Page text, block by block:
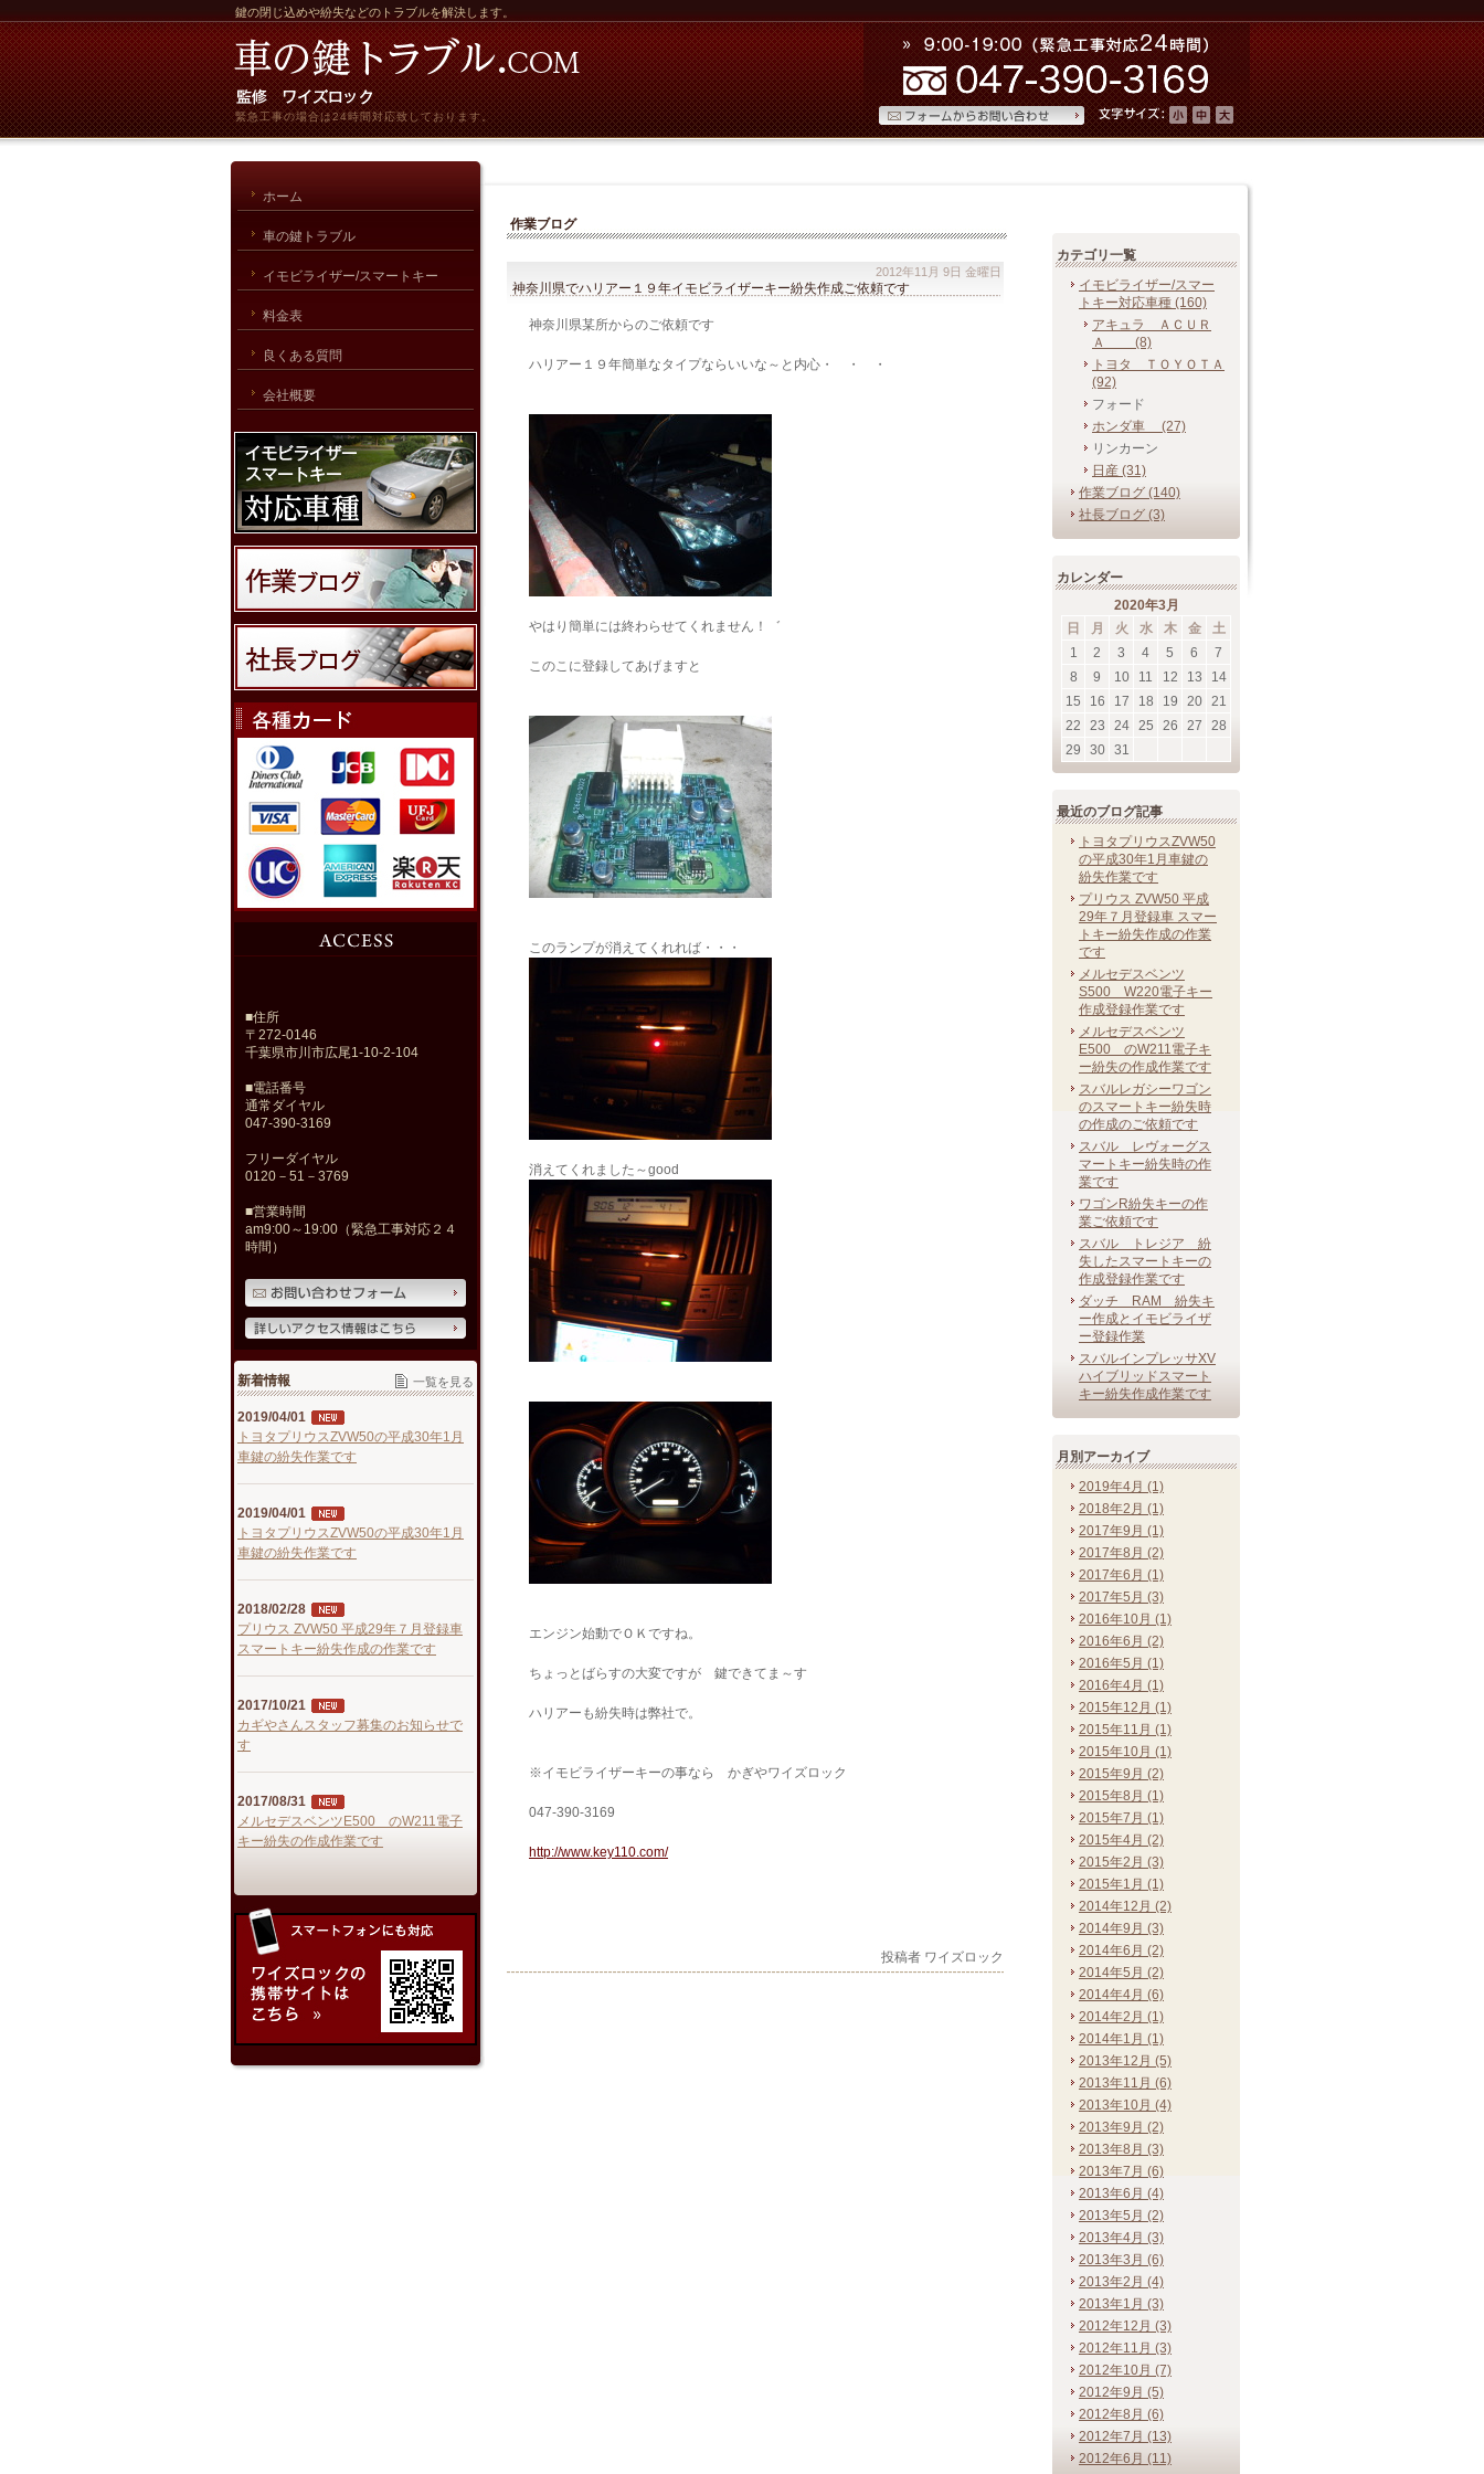
鍵の閉じ込めや紛失などのトラブルを解決します。
緊急工事の場合は24時間対応致しております。
作業ブログ
2012年11月 9日 金曜日
神奈川県でハリアー１９年イモビライザーキー紛失作成ご依頼です
神奈川県某所からのご依頼です
ハリアー１９年簡単なタイプならいいな～と内心・ ・ ・
やはり簡単には終わらせてくれません！゛
このこに登録してあげますと
このランプが消えてくれれば・・・
消えてくれました～good
エンジン始動でＯＫですね。
ちょっとばらすの大変ですが 鍵できてま～す
ハリアーも紛失時は弊社で。
※イモビライザーキーの事なら かぎやワイズロック
047-390-3169
http://www.key110.com/
投稿者 ワイズロック
カテゴリ一覧
イモビライザー/スマー
トキー 対応車種 (160)
アキュラ ＡＣＵＲ
Ａ (8)
トヨタ ＴＯＹＯＴＡ
(92)
フォード
ホンダ車 (27)
リンカーン
日産 (31)
作業ブログ (140)
社長ブログ (3)
カレンダー
2020年3月
日
月 火 水 木 金
土
1
2 3 4 5 6
7
8
9 10 11 12 13
14
15
16 17 18 19 20
21
22
23 24 25 26 27
28
29
30 31
最近のブログ記事
トヨタプリウスZVW50
の平成30年1月車鍵の
紛失作業です
プリウス ZVW50 平成
29年７月登録車 スマー
トキー紛失作成の作業
です
メルセデスベンツ
S500 W220電子キー
作成登録作業です
メルセデスベンツ
E500 のW211電子キ
ー紛失の作成作業です
スバルレガシーワゴン
のスマートキー紛失時
の作成のご依頼です
スバル レヴォーグス
マートキー紛失時の作
業です
ワゴンR紛失キーの作
業ご依頼です
スバル トレジア 紛
失したスマートキーの
作成登録作業です
ダッチ RAM 紛失キ
ー作成とイモビライザ
ー登録作業
スバルインプレッサXV
ハイブリッドスマート
キー紛失作成作業です
月別アーカイブ
2019年4月 (1)
2018年2月 (1)
2017年9月 (1)
2017年8月 (2)
2017年6月 (1)
2017年5月 (3)
2016年10月 (1)
2016年6月 (2)
2016年5月 (1)
2016年4月 (1)
2015年12月 (1)
2015年11月 (1)
2015年10月 (1)
2015年9月 (2)
2015年8月 (1)
2015年7月 (1)
2015年4月 (2)
2015年2月 (3)
2015年1月 (1)
2014年12月 (2)
2014年9月 (3)
2014年6月 (2)
2014年5月 (2)
2014年4月 (6)
2014年2月 (1)
2014年1月 (1)
2013年12月 (5)
2013年11月 (6)
2013年10月 (4)
2013年9月 (2)
2013年8月 (3)
2013年7月 (6)
2013年6月 (4)
2013年5月 (2)
2013年4月 (3)
2013年3月 (6)
2013年2月 (4)
2013年1月 (3)
2012年12月 (3)
2012年11月 (3)
2012年10月 (7)
2012年9月 (5)
2012年8月 (6)
2012年7月 (13)
2012年6月 (11)
ホーム
車の鍵トラブル
イモビライザー/スマートキー
料金表
良くある質問
会社概要
■住所
〒272-0146
千葉県市川市広尾1-10-2-104
■電話番号
通常ダイヤル
047-390-3169
フリーダイヤル
0120－51－3769
■営業時間
am9:00～19:00（緊急工事対応２４
時間）
新着情報 一覧を見る
2019/04/01
トヨタプリウスZVW50の平成30年1月
車鍵の紛失作業です
2019/04/01
トヨタプリウスZVW50の平成30年1月
車鍵の紛失作業です
2018/02/28
プリウス ZVW50 平成29年７月登録車
スマートキー紛失作成の作業です
2017/10/21
カギやさんスタッフ募集のお知らせで
す
2017/08/31
メルセデスベンツE500 のW211電子
キー紛失の作成作業です